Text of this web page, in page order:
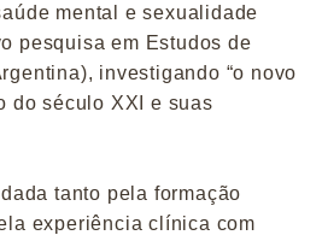
mental e sexualidade
pesquisa em Estudos de
investigando “o novo
do século XXI e suas
tanto pela formação
experiência clínica com